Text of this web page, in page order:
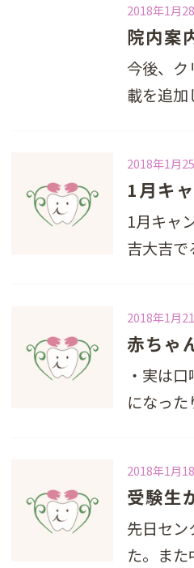
2018年1月
院内案
今後、ク
載を追加
2018年1月
1月キャ
吉大吉で
2018年1月
・実は
になっ
2018年1月
受験生
先日セン
た。また